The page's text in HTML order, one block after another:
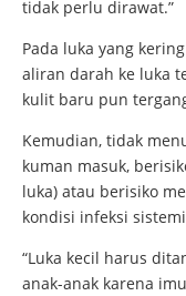
tidak perlu dirawat.”
Pada luka yang
aliran darah ke luka
kulit baru pun
Kemudian, tidak
kuman masuk,
luka) atau berisiko
kondisi infeksi
“Luka kecil harus
anak-anak karena